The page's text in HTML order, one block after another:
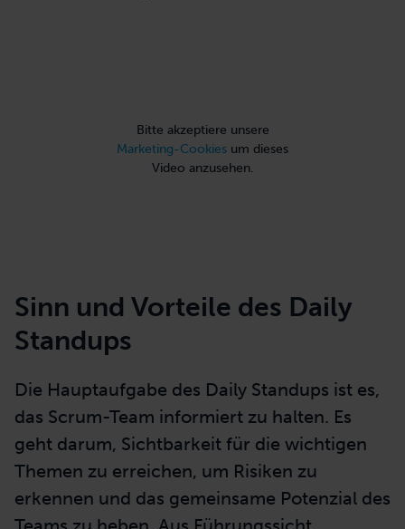
Bitte akzeptiere unsere
Marketing-Cookies um dieses
Video anzusehen.
Sinn und Vorteile des Daily
Standups
Die Hauptaufgabe des Daily Standups ist es,
das Scrum-Team informiert zu halten. Es
geht darum, Sichtbarkeit für die wichtigen
Themen zu erreichen, um Risiken zu
erkennen und das gemeinsame Potenzial des